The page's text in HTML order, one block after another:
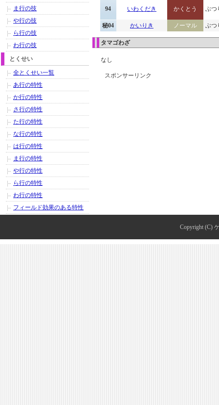
94 いわくだき かくとう ぶつ
秘04 かいりき ノーマル ぶつ
タマゴわざ
なし
スポンサーリンク
ま行の技
や行の技
ら行の技
わ行の技
とくせい
全とくせい一覧
あ行の特性
か行の特性
さ行の特性
た行の特性
な行の特性
は行の特性
ま行の特性
や行の特性
ら行の特性
わ行の特性
フィールド効果のある特性
Copyright (C)